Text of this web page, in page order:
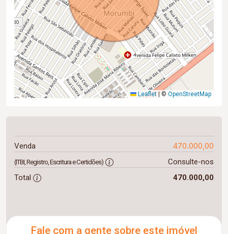
Leaflet |© OpenStreetMap
Venda 470.000,00
(ITBI, Registro, Escritura e Certidões)
Consulte-nos
Total
470.000,00
Fale com a gente sobre este imóvel